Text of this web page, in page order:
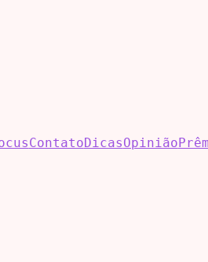
ContatoDicasOpinião